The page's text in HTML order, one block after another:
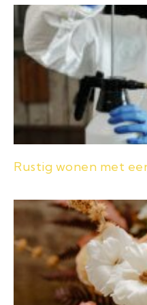
Rustig wonen met